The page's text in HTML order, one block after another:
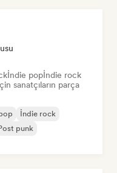
İndie popİndie rock
sanatçıların parça
İndie rock
punk